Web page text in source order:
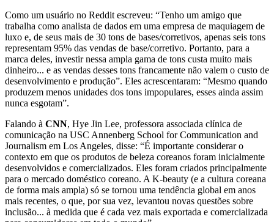
Como um usuário no Reddit escreveu: “Tenho um amigo que
trabalha como analista de dados em uma empresa de maquiagem de
luxo e, de seus mais de 30 tons de bases/corretivos, apenas seis tons
representam 95% das vendas de base/corretivo. Portanto, para a
marca deles, investir nessa ampla gama de tons custa muito mais
dinheiro... e as vendas desses tons francamente não valem o custo de
desenvolvimento e produção”. Eles acrescentaram: “Mesmo quando
produzem menos unidades dos tons impopulares, esses ainda assim
nunca esgotam”.
Falando à CNN, Hye Jin Lee, professora associada clínica de
comunicação na USC Annenberg School for Communication and
Journalism em Los Angeles, disse: “É importante considerar o
contexto em que os produtos de beleza coreanos foram inicialmente
desenvolvidos e comercializados. Eles foram criados principalmente
para o mercado doméstico coreano. A K-beauty (e a cultura coreana
de forma mais ampla) só se tornou uma tendência global em anos
mais recentes, o que, por sua vez, levantou novas questões sobre
inclusão... à medida que é cada vez mais exportada e comercializada